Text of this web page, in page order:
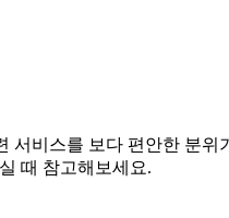
비스를 보다 편안한 분
때 참고해보세요.